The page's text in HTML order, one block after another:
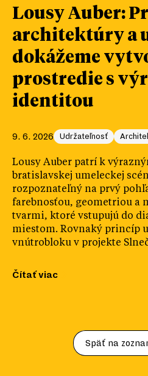
Lousy Auber:
architektúry a
dokážeme
prostredie s
identitou
9. 6. 2026 Udržateľnosť
Lousy Auber patrí k
bratislavskej umeleckej
rozpoznateľný na prvý
farebnosťou, geometriou a
tvarmi, ktoré vstupujú do
miestom. Rovnaký princíp
vnútrobloku v projekte
Čítať viac
Späť na